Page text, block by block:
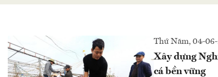
Thứ Năm, 04-
Xây dựng
cá bền vững